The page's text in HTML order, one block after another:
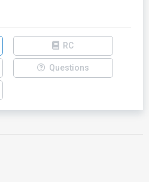
RC
Questions